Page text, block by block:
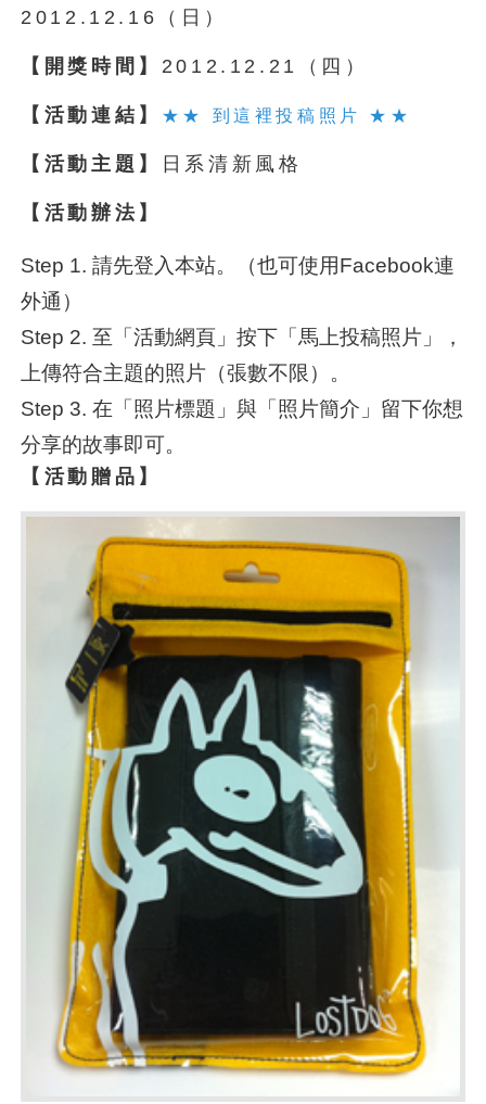
2012.12.16（日）
【開獎時間】 2012.12.21（四）
【活動連結】 ★★ 到這裡投稿照片 ★★
【活動主題】 日系清新風格
【活動辦法】
Step 1. 請先登入本站。（也可使用Facebook連
外通）
Step 2. 至「活動網頁」按下「馬上投稿照片」，
上傳符合主題的照片（張數不限）。
Step 3. 在「照片標題」與「照片簡介」留下你想
分享的故事即可。
【活動贈品】